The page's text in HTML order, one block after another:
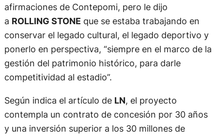
afirmaciones de Contepomi, pero le dijo
a ROLLING STONE que se estaba trabajando en
conservar el legado cultural, el legado deportivo y
ponerlo en perspectiva, “siempre en el marco de la
gestión del patrimonio histórico, para darle
competitividad al estadio”.
Según indica el artículo de LN, el proyecto
contempla un contrato de concesión por 30 años
y una inversión superior a los 30 millones de